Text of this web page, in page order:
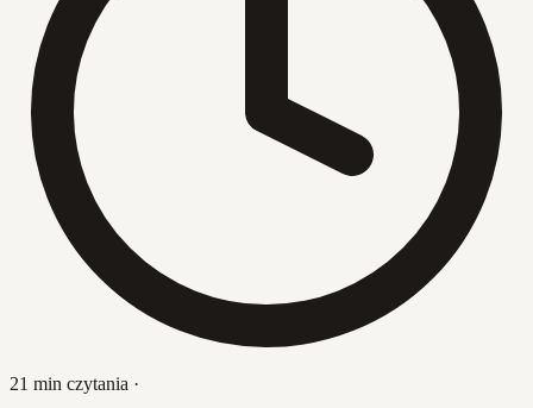
21 min czytania ·